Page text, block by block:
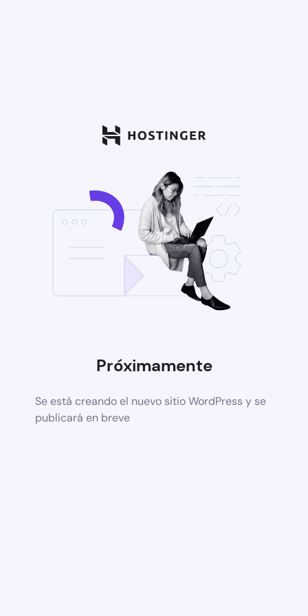
Próximamente
Se está creando el nuevo sitio WordPress y se
publicará en breve